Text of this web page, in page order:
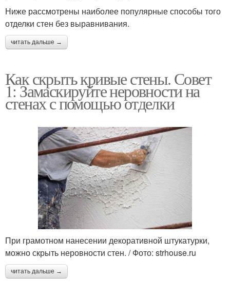
Ниже рассмотрены наиболее популярные способы того
отделки стен без выравнивания.
читать дальше →
Как скрыть кривые стены. Совет
1: Замаскируйте неровности на
стенах с помощью отделки
При грамотном нанесении декоративной штукатурки,
можно скрыть неровности стен. / Фото: strhouse.ru
читать дальше →